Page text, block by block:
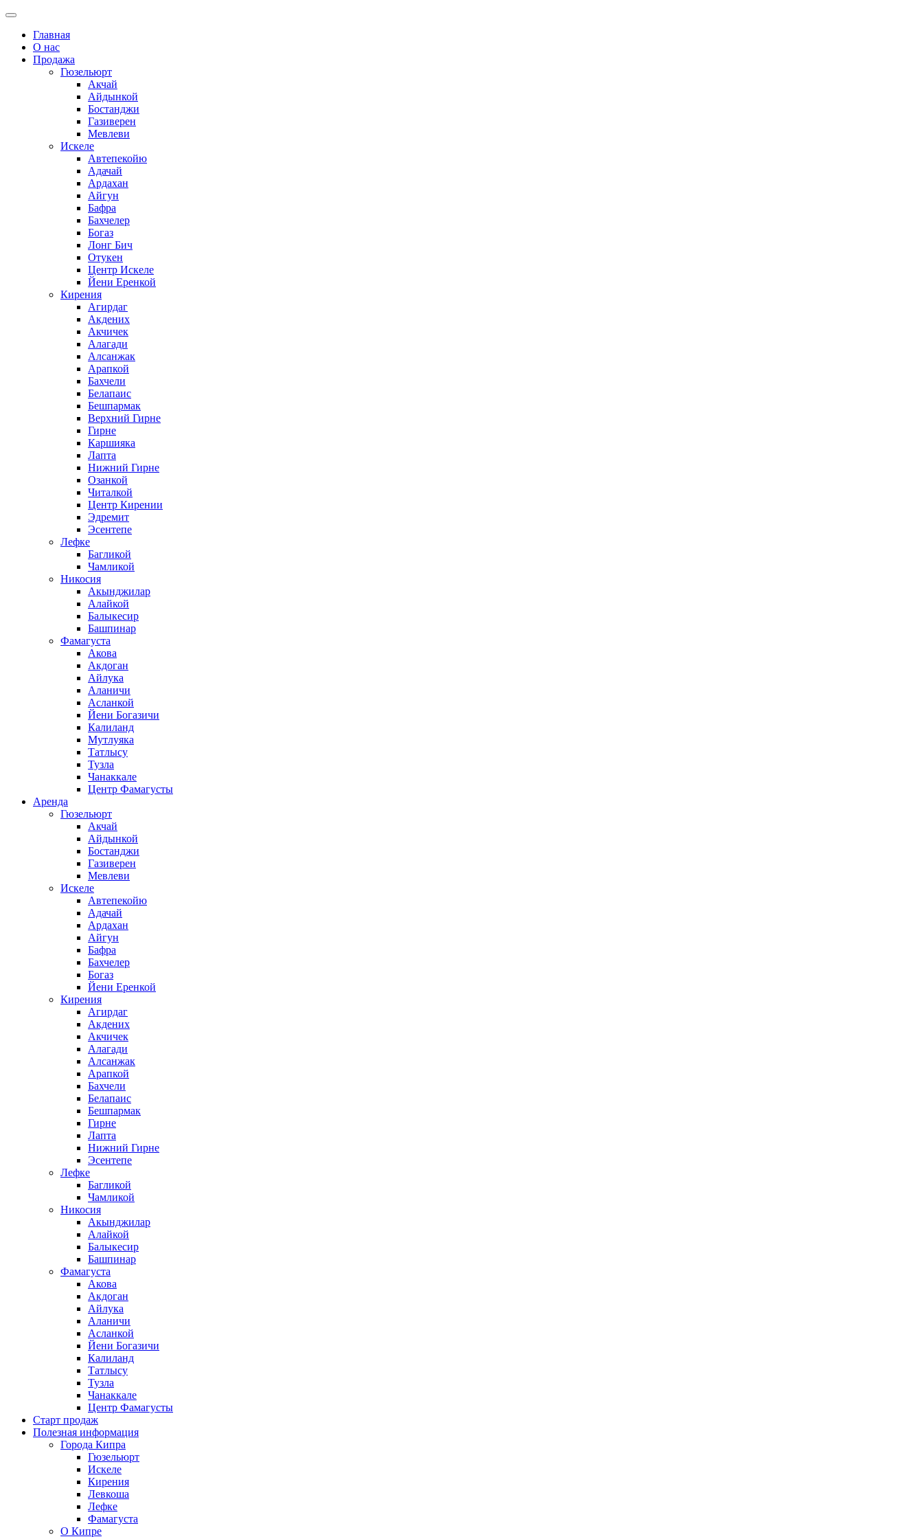
Главная
О нас
Продажа
Гюзельюрт
Акчай
Айдынкой
Бостанджи
Газиверен
Мевлеви
Искеле
Автепекойю
Адачай
Ардахан
Айгун
Бафра
Бахчелер
Богаз
Лонг Бич
Отукен
Центр Искеле
Йени Еренкой
Кирения
Агирдаг
Акдених
Акчичек
Алагади
Алсанжак
Арапкой
Бахчели
Белапаис
Бешпармак
Верхний Гирне
Гирне
Каршияка
Лапта
Нижний Гирне
Озанкой
Читалкой
Центр Кирении
Эдремит
Эсентепе
Лефке
Багликой
Чамликой
Никосия
Акынджилар
Алайкой
Балыкесир
Башпинар
Фамагуста
Акова
Акдоган
Айлука
Аланичи
Асланкой
Йени Богазичи
Калиланд
Мутлуяка
Татлысу
Тузла
Чанаккале
Центр Фамагусты
Аренда
Гюзельюрт
Акчай
Айдынкой
Бостанджи
Газиверен
Мевлеви
Искеле
Автепекойю
Адачай
Ардахан
Айгун
Бафра
Бахчелер
Богаз
Йени Еренкой
Кирения
Агирдаг
Акдених
Акчичек
Алагади
Алсанжак
Арапкой
Бахчели
Белапаис
Бешпармак
Гирне
Лапта
Нижний Гирне
Эсентепе
Лефке
Багликой
Чамликой
Никосия
Акынджилар
Алайкой
Балыкесир
Башпинар
Фамагуста
Акова
Акдоган
Айлука
Аланичи
Асланкой
Йени Богазичи
Калиланд
Татлысу
Тузла
Чанаккале
Центр Фамагусты
Старт продаж
Полезная информация
Города Кипра
Гюзельюрт
Искеле
Кирения
Левкоша
Лефке
Фамагуста
О Кипре